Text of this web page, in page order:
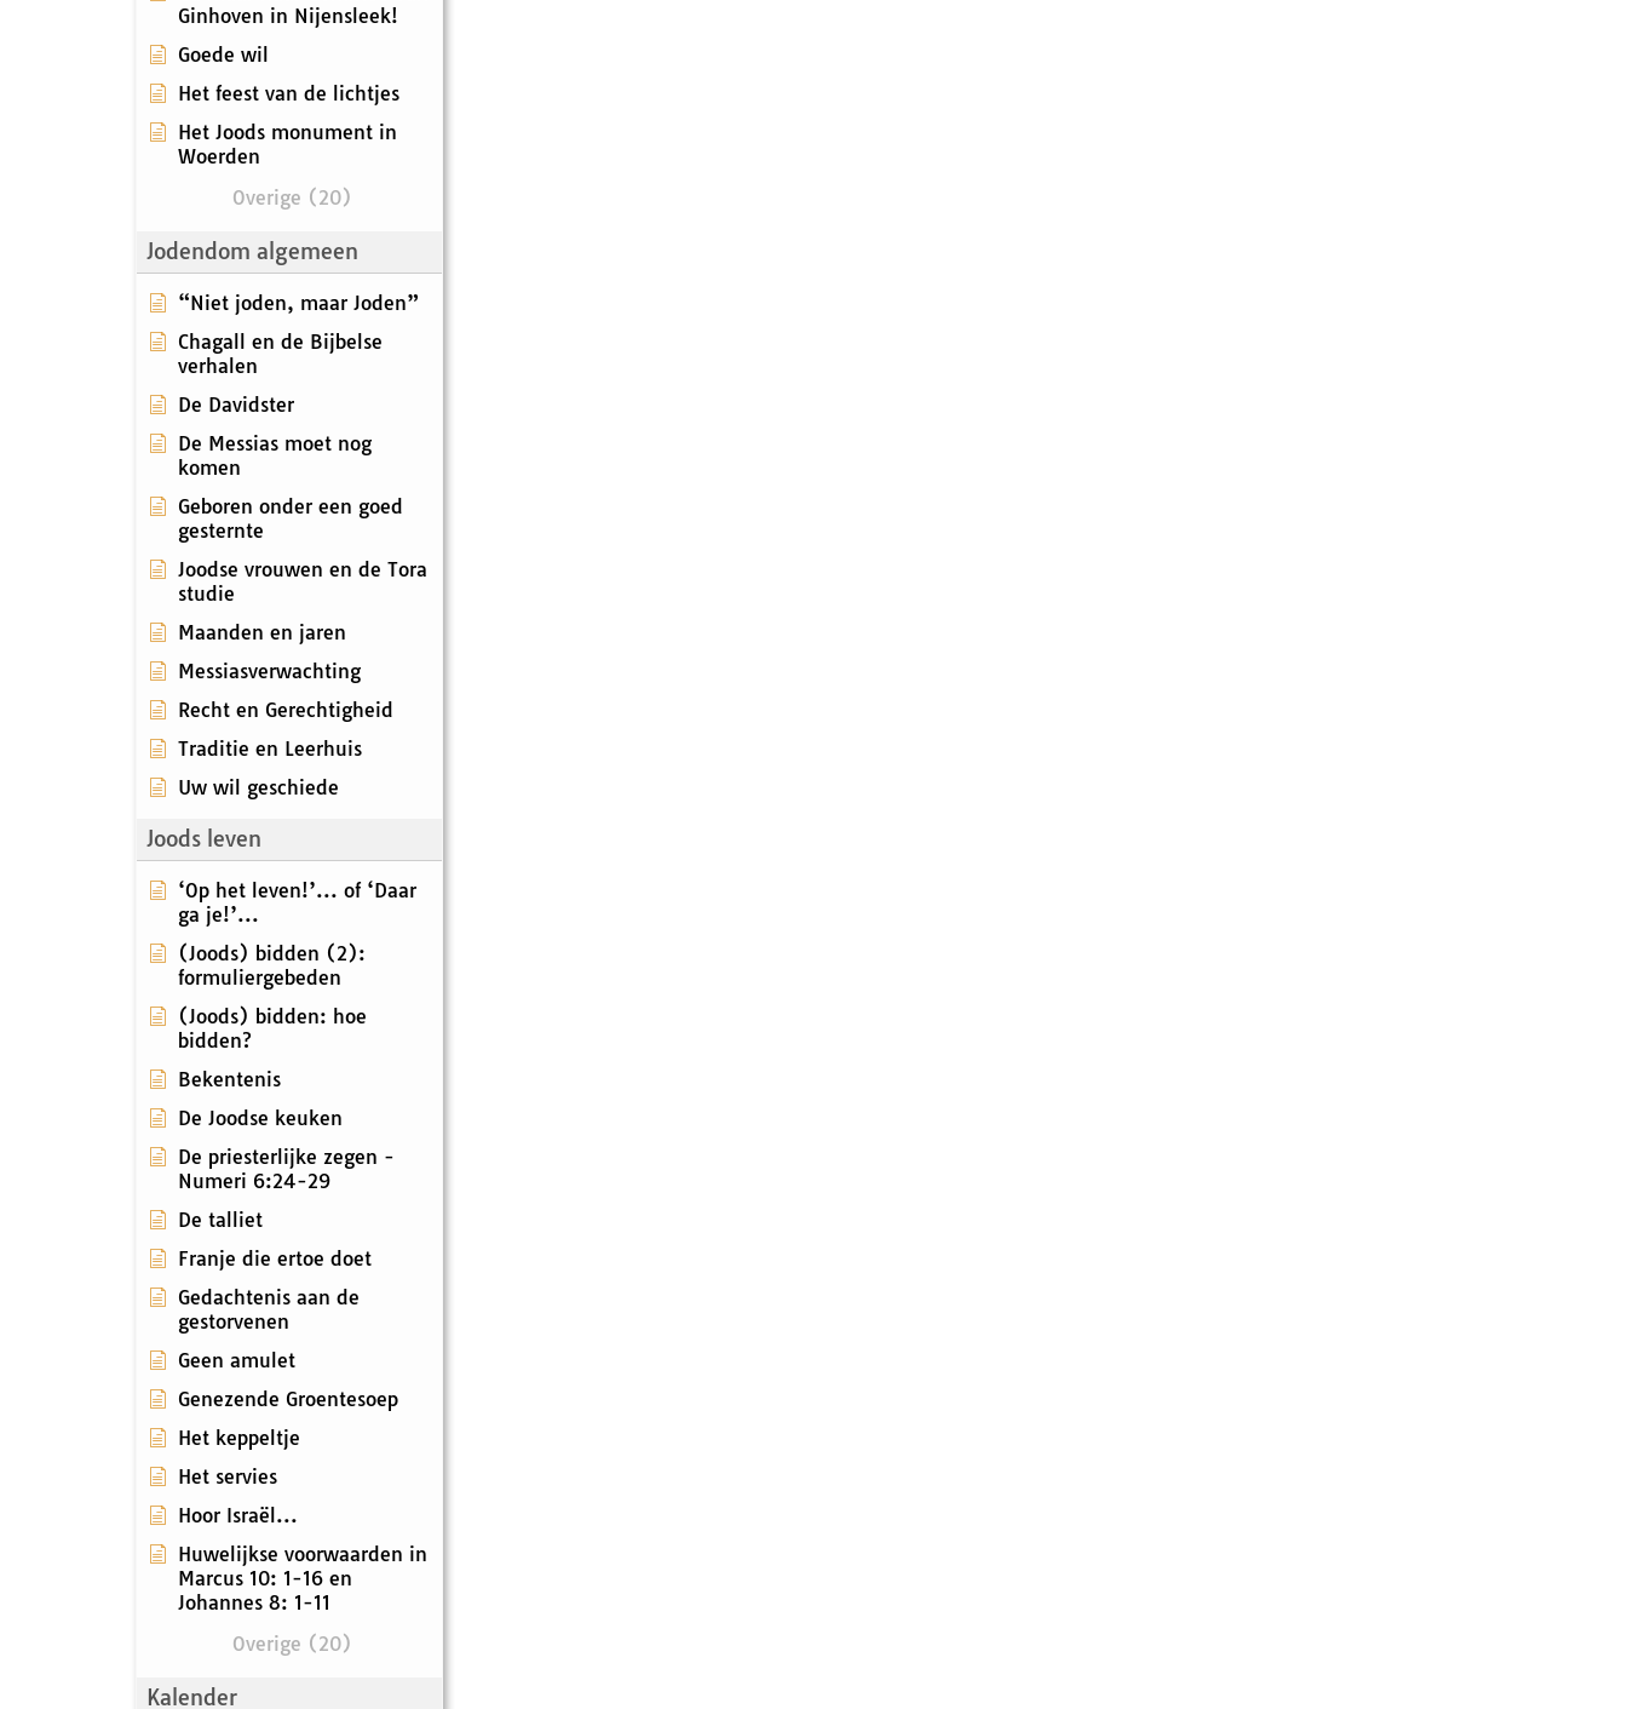
Ginhoven in Nijensleek!
Goede wil
Het feest van de lichtjes
Het Joods monument in
Woerden
Overige (20)
Jodendom algemeen
“Niet joden, maar Joden”
Chagall en de Bijbelse
verhalen
De Davidster
De Messias moet nog
komen
Geboren onder een goed
gesternte
Joodse vrouwen en de Tora
studie
Maanden en jaren
Messiasverwachting
Recht en Gerechtigheid
Traditie en Leerhuis
Uw wil geschiede
Joods leven
‘Op het leven!’... of ‘Daar
ga je!’...
(Joods) bidden (2):
formuliergebeden
(Joods) bidden: hoe
bidden?
Bekentenis
De Joodse keuken
De priesterlijke zegen -
Numeri 6:24-29
De talliet
Franje die ertoe doet
Gedachtenis aan de
gestorvenen
Geen amulet
Genezende Groentesoep
Het keppeltje
Het servies
Hoor Israël...
Huwelijkse voorwaarden in
Marcus 10: 1-16 en
Johannes 8: 1-11
Overige (20)
Kalender